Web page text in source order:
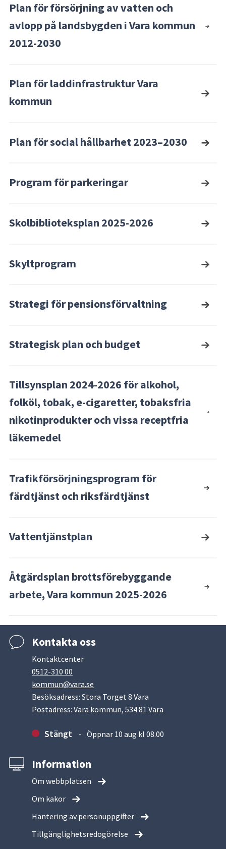
Plan för försörjning av vatten och
avlopp på landsbygden i Vara kommun
2012-2030
Plan för laddinfrastruktur Vara
kommun
Plan för social hållbarhet 2023–2030
Program för parkeringar
Skolbiblioteksplan 2025-2026
Skyltprogram
Strategi för pensionsförvaltning
Strategisk plan och budget
Tillsynsplan 2024-2026 för alkohol,
folköl, tobak, e-cigaretter, tobaksfria
nikotinprodukter och vissa receptfria
läkemedel
Trafikförsörjningsprogram för
färdtjänst och riksfärdtjänst
Vattentjänstplan
Åtgärdsplan brottsförebyggande
arbete, Vara kommun 2025-2026
Kontakta oss
Kontaktcenter
0512-310 00
kommun@vara.se
Besöksadress: Stora Torget 8 Vara
Postadress: Vara kommun, 534 81 Vara
Stängt Öppnar 10 aug kl 08.00
Information
Om webbplatsen
Om kakor
Hantering av personuppgifter
Tillgänglighetsredogörelse